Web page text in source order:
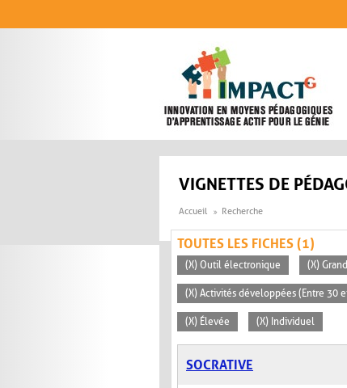
VIGNETTES DE
Accueil Recherche
TOUTES LES FICHES (1)
(X) Outil électronique (X)
(X) Activités développées (Entre 30
(X) Élevée (X) Individuel
SOCRATIVE